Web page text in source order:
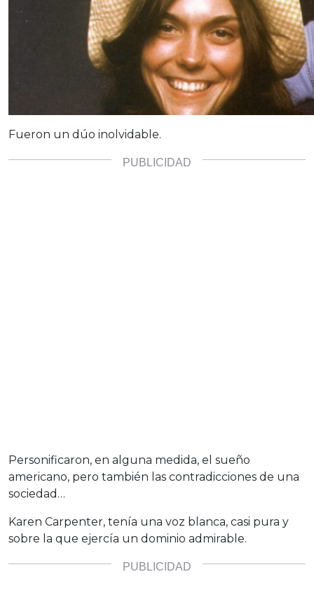
Fueron un dúo inolvidable.
Personificaron, en alguna medida, el sueño
americano, pero también las contradicciones de una
sociedad…
Karen Carpenter, tenía una voz blanca, casi pura y
sobre la que ejercía un dominio admirable.